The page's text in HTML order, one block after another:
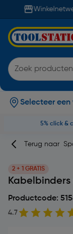
Selecteer een
5% click &
Terug naar
2 + 1 GRATIS
Kabelbinders
Productcode:
4.7